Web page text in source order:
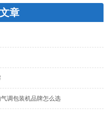
章
调包装机品牌怎么选